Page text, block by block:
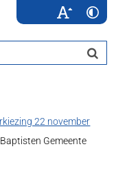
22 november
Gemeente